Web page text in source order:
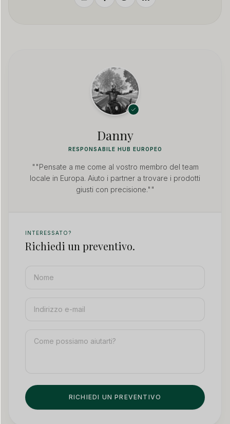
Danny
RESPONSABILE HUB EUROPEO
""Pensate a me come al vostro membro del team
locale in Europa. Aiuto i partner a trovare i prodotti
giusti con precisione.""
INTERESSATO?
Richiedi un preventivo.
RICHIEDI UN PREVENTIVO